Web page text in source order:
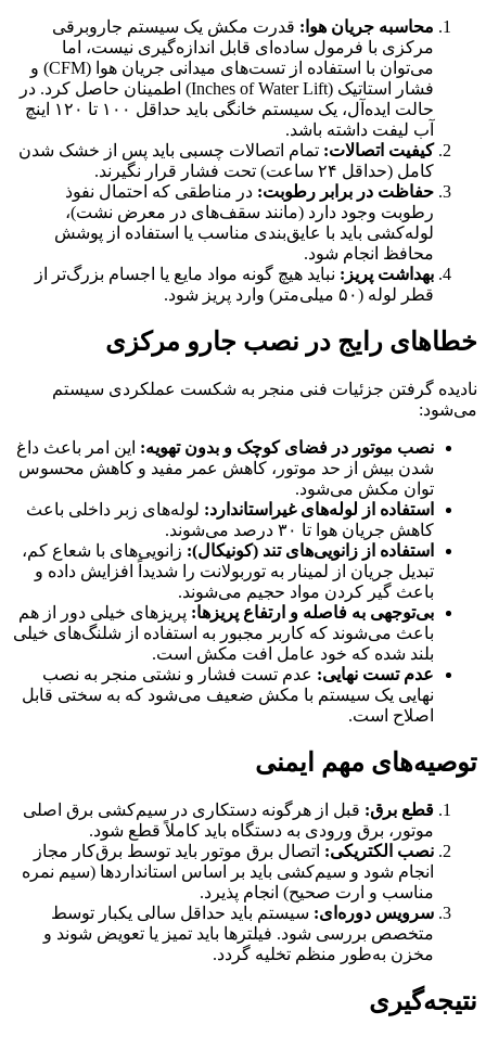
محاسبه جریان هوا: قدرت مکش یک سیستم جاروبرقی
مرکزی با فرمول ساده‌ای قابل اندازه‌گیری نیست، اما
می‌توان با استفاده از تست‌های میدانی جریان هوا (CFM) و
فشار استاتیک (Inches of Water Lift) اطمینان حاصل کرد. در
حالت ایده‌آل، یک سیستم خانگی باید حداقل ۱۰۰ تا ۱۲۰ اینچ
آب لیفت داشته باشد.
کیفیت اتصالات: تمام اتصالات چسبی باید پس از خشک شدن
کامل (حداقل ۲۴ ساعت) تحت فشار قرار نگیرند.
حفاظت در برابر رطوبت: در مناطقی که احتمال نفوذ
رطوبت وجود دارد (مانند سقف‌های در معرض نشت)،
لوله‌کشی باید با عایق‌بندی مناسب یا استفاده از پوشش
محافظ انجام شود.
بهداشت پریز: نباید هیچ گونه مواد مایع یا اجسام بزرگ‌تر از
قطر لوله (۵۰ میلی‌متر) وارد پریز شود.
خطاهای رایج در نصب جارو مرکزی
نادیده گرفتن جزئیات فنی منجر به شکست عملکردی سیستم
می‌شود:
نصب موتور در فضای کوچک و بدون تهویه: این امر باعث داغ
شدن بیش از حد موتور، کاهش عمر مفید و کاهش محسوس
توان مکش می‌شود.
استفاده از لوله‌های غیراستاندارد: لوله‌های زبر داخلی باعث
کاهش جریان هوا تا ۳۰ درصد می‌شوند.
استفاده از زانویی‌های تند (کونیکال): زانویی‌های با شعاع کم،
تبدیل جریان از لمینار به توربولانت را شدیداً افزایش داده و
باعث گیر کردن مواد حجیم می‌شوند.
بی‌توجهی به فاصله و ارتفاع پریزها: پریزهای خیلی دور از هم
باعث می‌شوند که کاربر مجبور به استفاده از شلنگ‌های خیلی
بلند شده که خود عامل افت مکش است.
عدم تست نهایی: عدم تست فشار و نشتی منجر به نصب
نهایی یک سیستم با مکش ضعیف می‌شود که به سختی قابل
اصلاح است.
توصیه‌های مهم ایمنی
قطع برق: قبل از هرگونه دستکاری در سیم‌کشی برق اصلی
موتور، برق ورودی به دستگاه باید کاملاً قطع شود.
نصب الکتریکی: اتصال برق موتور باید توسط برق‌کار مجاز
انجام شود و سیم‌کشی باید بر اساس استانداردها (سیم نمره
مناسب و ارت صحیح) انجام پذیرد.
سرویس دوره‌ای: سیستم باید حداقل سالی یکبار توسط
متخصص بررسی شود. فیلترها باید تمیز یا تعویض شوند و
مخزن به‌طور منظم تخلیه گردد.
نتیجه‌گیری